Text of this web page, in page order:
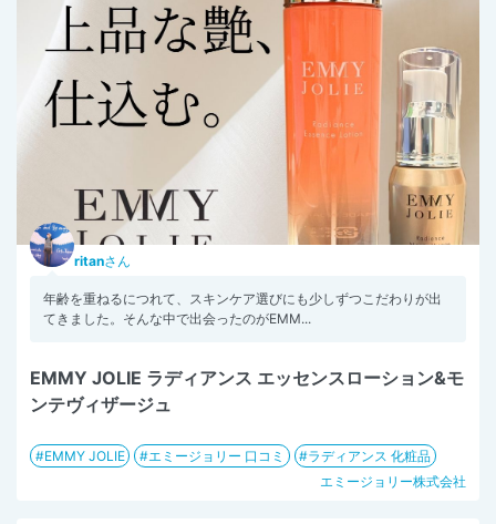
ritanさん
年齢を重ねるにつれて、スキンケア選びにも少しずつこだわりが出
てきました。そんな中で出会ったのがEMM...
EMMY JOLIE ラディアンス エッセンスローション&モ
ンテヴィザージュ
EMMY JOLIE エミージョリー 口コミ
ラディアンス 化粧品
エミージョリー株式会社